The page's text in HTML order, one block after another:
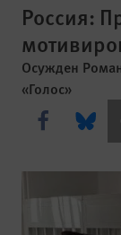
Россия:
Осужден
«Голос»
Share this via
Share